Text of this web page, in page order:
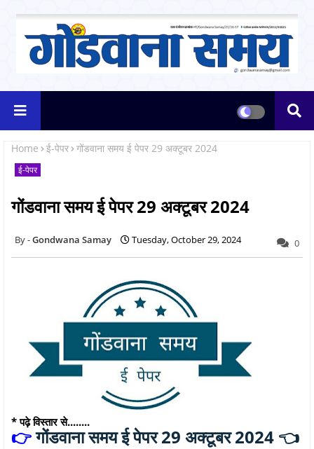
Home ई-पेपर गोंडवाना समय ई पेपर 29 अक्टूबर 2024
ई-पेपर
गोंडवाना समय ई पेपर 29 अक्टूबर 2024
Gondwana Samay Tuesday, October 29, 2024 0
* पढ़े विस्तार से........
👉गोंडवाना समय ई पेपर 29 अक्टूबर 2024 👈